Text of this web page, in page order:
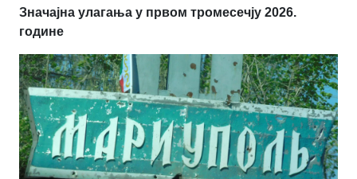
Значајна улагања у првом тромесечју 2026.
године